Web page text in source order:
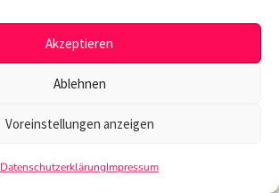
Akzeptieren
Ablehnen
Voreinstellungen anzeigen
DatenschutzerklärungImpressum